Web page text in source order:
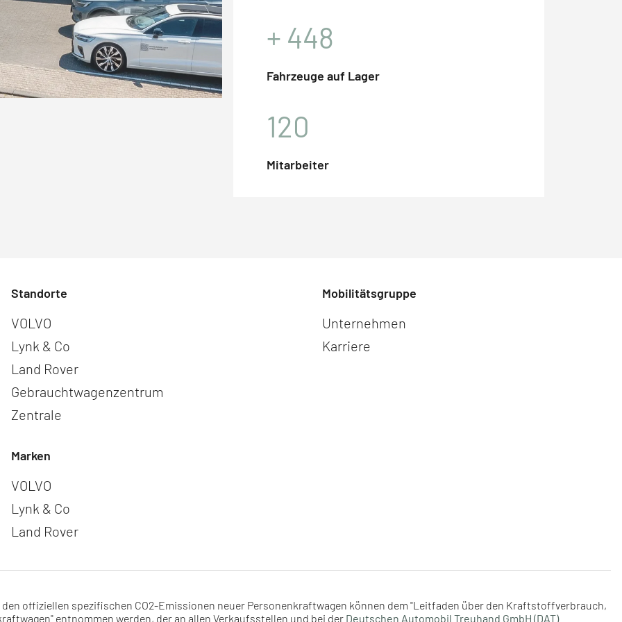
+ 448
Fahrzeuge auf Lager
120
Mitarbeiter
Standorte
Navigation überspringen
VOLVO
Lynk & Co
Land Rover
Gebrauchtwagenzentrum
Zentrale
Mobilitätsgruppe
Navigation überspringen
Unternehmen
Karriere
Marken
Navigation überspringen
VOLVO
Lynk & Co
Land Rover
offiziellen spezifischen CO2-Emissionen neuer Personenkraftwagen können dem "Leitfaden über den Kraftstoffverbrauch,
entnommen werden, der an allen Verkaufsstellen und bei der Deutschen Automobil Treuhand GmbH (DAT)